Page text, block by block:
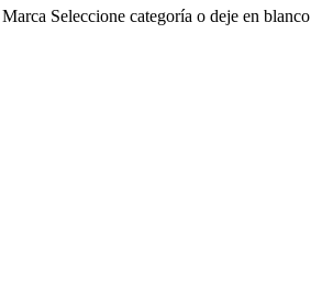
Seleccione categoría o deje en blanco